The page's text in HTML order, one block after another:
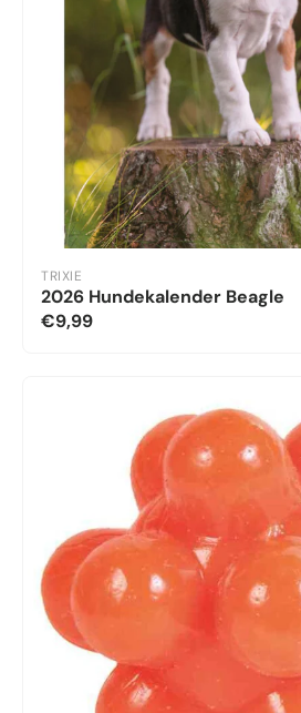
TRIXIE
2026 Hundekalender Beagle
€9,99